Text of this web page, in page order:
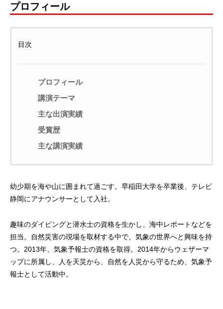
プロフィール
目次
プロフィール
講演テーマ
主な出演実績
受賞歴
主な講演実績
幼少期を海や山に囲まれて過ごす。早稲田大学を卒業後、テレビ
静岡にアナウンサーとして入社。
趣味のダイビングと潜水士の資格を生かし、海中レポートなどを
担当。自然災害の現場を取材する中で、気象の世界へと興味を持
つ。2013年、気象予報士の資格を取得。2014年からウェザーマ
ップに所属し、人を天災から、自然を人災から守るため、気象予
報士として活動中。